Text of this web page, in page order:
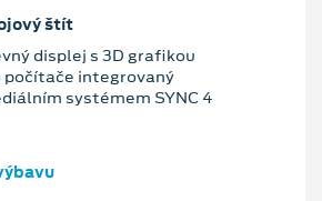
štít
displej s 3D grafikou
počítače integrovaný
systémem SYNC 4